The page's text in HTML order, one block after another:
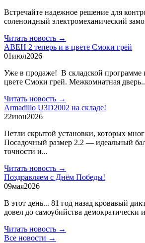
Встречайте надежное решение для
соленоидный электромеханический
Читать новость →
АВЕН 2 теперь и в цвете Смоки грей
01июл2026
Уже в продаже! В складской
цвете Смоки грей. Межкомнатная
Читать новость →
Armadillo U3D2002 на складе!
22июн2026
Петли скрытой установки, которых
Посадочный размер 2.2 — идеальный
точности и...
Читать новость →
Поздравляем с Днём Победы!
09мая2026
В этот день... 81 год назад кровавый
довел до самоубийства демократически
Читать новость →
Все новости →